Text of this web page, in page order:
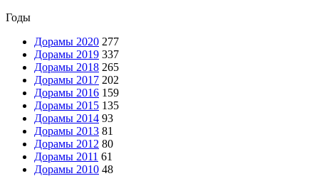
Годы
Дорамы 2020 277
Дорамы 2019 337
Дорамы 2018 265
Дорамы 2017 202
Дорамы 2016 159
Дорамы 2015 135
Дорамы 2014 93
Дорамы 2013 81
Дорамы 2012 80
Дорамы 2011 61
Дорамы 2010 48